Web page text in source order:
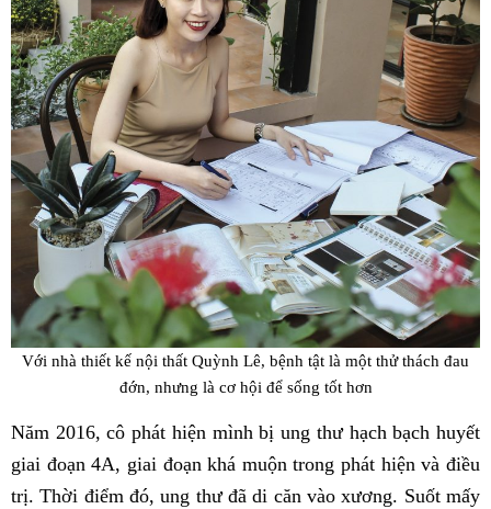
Với nhà thiết kế nội thất Quỳnh Lê, bệnh tật là một thử thách đau
đớn, nhưng là cơ hội để sống tốt hơn
Năm 2016, cô phát hiện mình bị ung thư hạch bạch huyết
giai đoạn 4A, giai đoạn khá muộn trong phát hiện và điều
trị. Thời điểm đó, ung thư đã di căn vào xương. Suốt mấy